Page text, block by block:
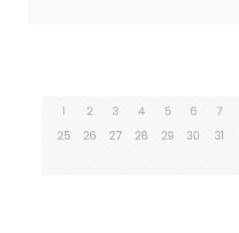
1 2 3 4 5 6 7
25
26 27 28 29 30 31